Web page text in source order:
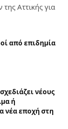
Αττικής για
από επιδημία
νέους
ή
νέα εποχή στη